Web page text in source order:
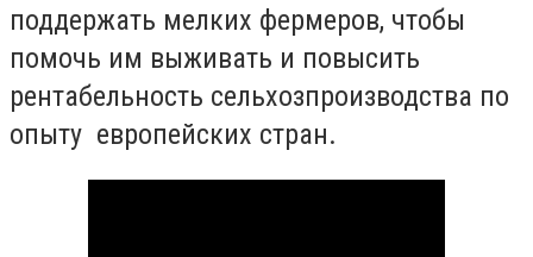
поддержать мелких фермеров, чтобы
помочь им выживать и повысить
рентабельность сельхозпроизводства по
опыту европейских стран.